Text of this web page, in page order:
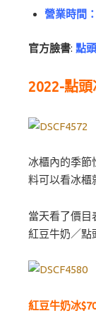
營業時間
官方臉書: 點
2022-點
冰櫃內的季節
料可以看冰櫃
當天看了價
紅豆牛奶／點
紅豆牛奶冰